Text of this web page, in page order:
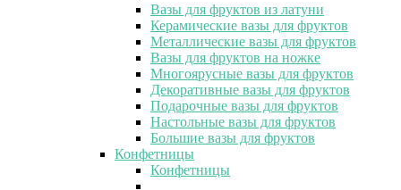
Вазы для фруктов из латуни
Керамические вазы для фруктов
Металлические вазы для фруктов
Вазы для фруктов на ножке
Многоярусные вазы для фруктов
Декоративные вазы для фруктов
Подарочные вазы для фруктов
Настольные вазы для фруктов
Большие вазы для фруктов
Конфетницы
Конфетницы